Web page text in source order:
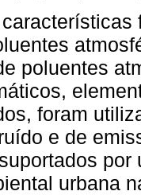
poluentes
foram
e de
urbana